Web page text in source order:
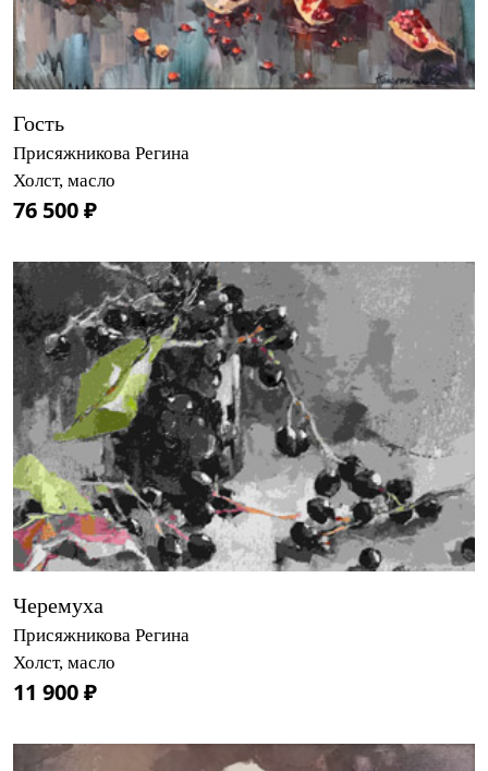
Гость
Присяжникова Регина
Холст, масло
76 500 ₽
Черемуха
Присяжникова Регина
Холст, масло
11 900 ₽